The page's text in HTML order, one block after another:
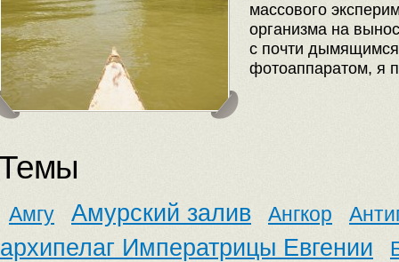
массового
организма на
с почти
фотоаппаратом, я
Амгу Амурский залив Ангкор
архипелаг Императрицы Евгении